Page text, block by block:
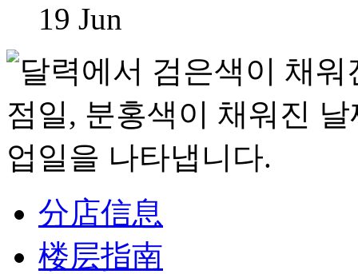
19 Jun
分店信息
楼层指南